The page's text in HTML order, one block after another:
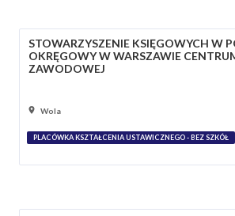
STOWARZYSZENIE KSIĘGOWYCH W
OKRĘGOWY W WARSZAWIE
ZAWODOWEJ
Wola
PLACÓWKA KSZTAŁCENIA USTAWICZNEGO - BEZ SZKÓŁ